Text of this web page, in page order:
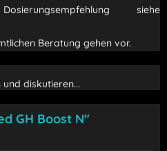
siehe
Beratung gehen vor.
diskutieren...
GH Boost N"